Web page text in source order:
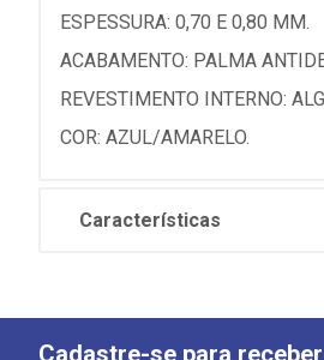
ESPESSURA: 0,70 E 0,80 MM.
ACABAMENTO: PALMA
REVESTIMENTO INTERNO:
COR: AZUL/AMARELO.
Características
Cadastre-se para